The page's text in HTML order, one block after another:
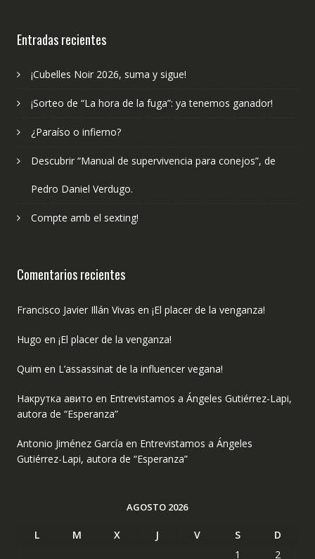
Entradas recientes
¡Cubelles Noir 2026, suma y sigue!
¡Sorteo de “La hora de la fuga”: ya tenemos ganador!
¿Paraíso o infierno?
Descubrir “Manual de supervivencia para conejos”, de
Pedro Daniel Verdugo.
Compte amb el sexting!
Comentarios recientes
Francisco Javier Illán Vivas en ¡El placer de la venganza!
Hugo en ¡El placer de la venganza!
Quim en L’assassinat de la influencer vegana!
Накрутка авито en Entrevistamos a Ángeles Gutiérrez-Lapi,
autora de “Esperanza”
Antonio Jiménez García en Entrevistamos a Ángeles
Gutiérrez-Lapi, autora de “Esperanza”
AGOSTO 2026
L M X J V S
D
1
2